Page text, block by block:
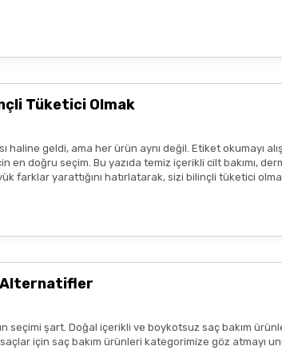
ederim boykot ürünleri
geldi,özenli paketlenmişti.
aldıklarım burada daha
ilk tercih sebebimdi iletişim ve
çok güzel
tavsiyesinin yerini tutmaz.
önce ürünün küçük bir bölgede test
ürün kullanımını durdurunuz ve bir uzmana
uygun şekilde paylaşılmaktadır.
Tüketici Olmak
haline geldi, ama her ürün aynı değil. Etiket okumayı
en doğru seçim. Bu yazıda temiz içerikli cilt bakımı,
farklar yarattığını hatırlatarak, sizi bilinçli tüketici
Alternatifler
şart. Doğal içerikli ve boykotsuz saç bakım
için saç bakım ürünleri kategorimize göz atmayı